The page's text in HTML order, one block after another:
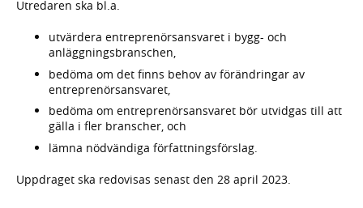
Utredaren ska bl.a.
utvärdera entreprenörsansvaret i bygg- och
anläggningsbranschen,
bedöma om det finns behov av förändringar av
entreprenörsansvaret,
bedöma om entreprenörsansvaret bör utvidgas till att
gälla i fler branscher, och
lämna nödvändiga författningsförslag.
Uppdraget ska redovisas senast den 28 april 2023.